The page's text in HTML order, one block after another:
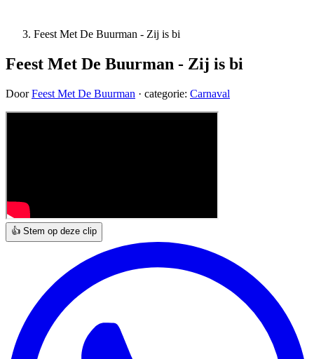
Feest Met De Buurman - Zij is bi
Feest Met De Buurman - Zij is bi
DoorFeest Met De Buurman · categorie: Carnaval
👍 Stem op deze clip